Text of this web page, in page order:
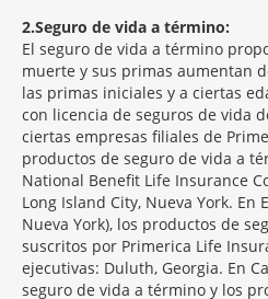
2 Seguro de vida a término:
El seguro de vida a término
muerte y sus primas aumentan
las primas iniciales y a ciertas
con licencia de seguros de vida
ciertas empresas filiales de
productos de seguro de vida a
National Benefit Life Insurance
Long Island City, Nueva York. En
Nueva York), los productos de
suscritos por Primerica Life
ejecutivas: Duluth, Georgia. En
seguro de vida a término y los